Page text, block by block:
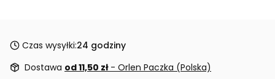
Czas wysyłki:24 godziny
Dostawa od 11,50 zł - Orlen Paczka (Polska)